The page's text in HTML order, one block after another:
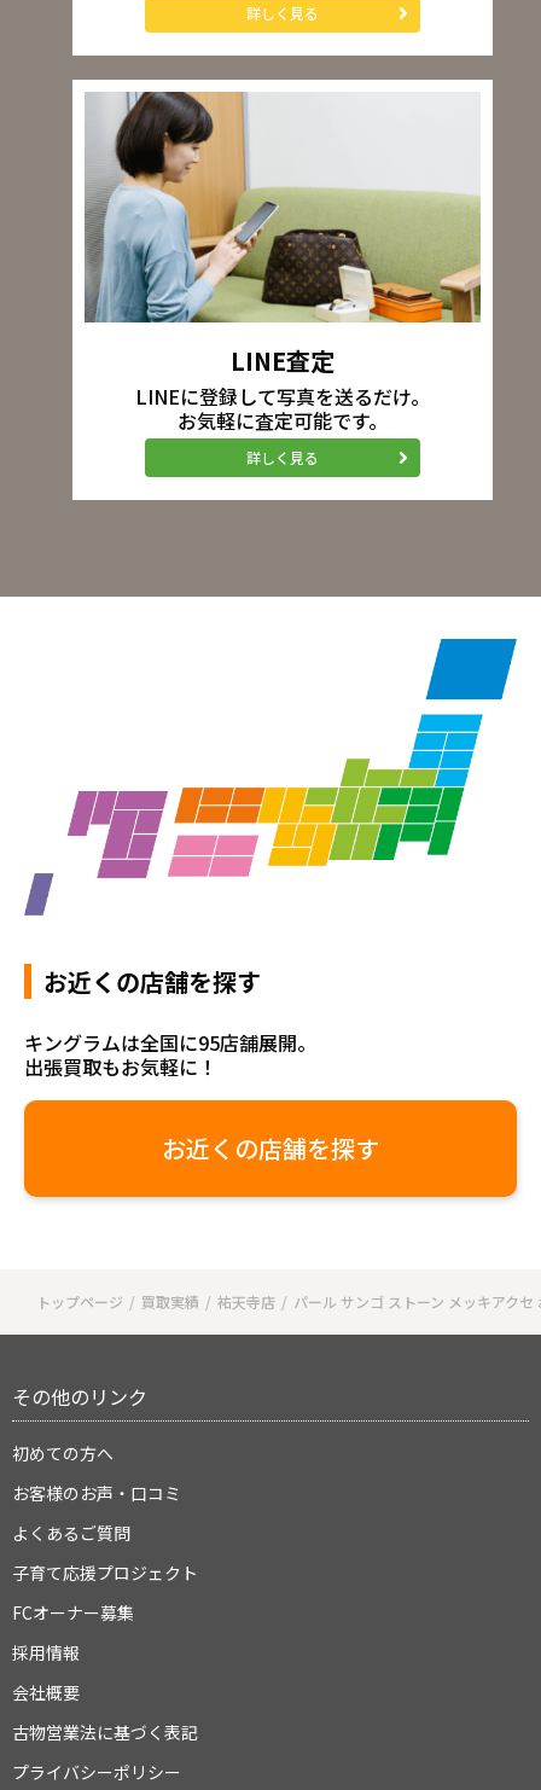
詳しく見る
LINE査定
LINEに登録して写真を送るだけ。
お気軽に査定可能です。
詳しく見る
お近くの店舗を探す
キングラムは全国に95店舗展開。
出張買取もお気軽に！
お近くの店舗を探す
トップページ 買取実績 祐天寺店 パール サンゴ ストーン メッキアクセ
その他のリンク
初めての方へ
お客様のお声・口コミ
よくあるご質問
子育て応援プロジェクト
FCオーナー募集
採用情報
会社概要
古物営業法に基づく表記
プライバシーポリシー